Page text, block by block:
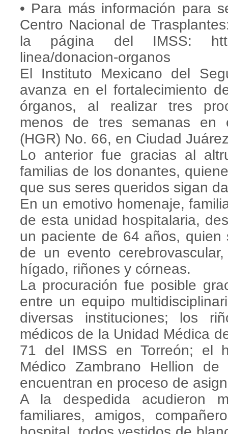
• Para más información para
Centro Nacional de
la página del IMSS: http://
linea/donacion-organos
El Instituto Mexicano del
avanza en el fortalecimiento
órganos, al realizar tres
menos de tres semanas en
(HGR) No. 66, en Ciudad
Lo anterior fue gracias al
familias de los donantes,
que sus seres queridos sigan
En un emotivo homenaje,
de esta unidad hospitalaria,
un paciente de 64 años, quien
de un evento
hígado, riñones y córneas.
La procuración fue posible
entre un equipo
diversas instituciones; los
médicos de la Unidad Médica
71 del IMSS en Torreón; el
Médico Zambrano Hellion
encuentran en proceso de
A la despedida acudieron
familiares, amigos,